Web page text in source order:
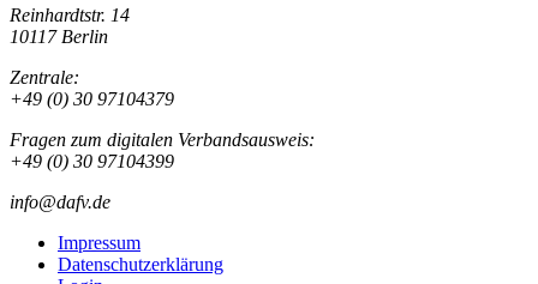
Reinhardtstr. 14
10117 Berlin
Zentrale:
+49 (0) 30 97104379
Fragen zum digitalen Verbandsausweis:
+49 (0) 30 97104399
info@dafv.de
Impressum
Datenschutzerklärung